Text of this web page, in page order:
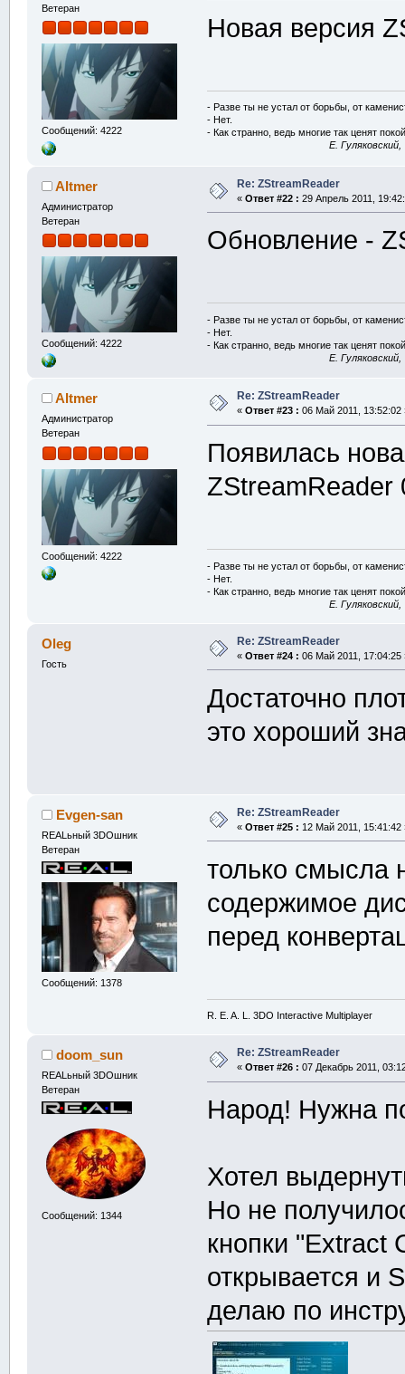
Ветеран
Сообщений: 4222
Новая версия
- Разве ты не устал от борьбы, от
- Нет.
- Как странно, ведь многие так ценят
E.
Altmer
Администратор
Ветеран
Сообщений: 4222
Re: ZStreamReader
« Ответ #22 : 29 Апрель 2011,
Обновление -
- Разве ты не устал от борьбы, от
- Нет.
- Как странно, ведь многие так ценят
E.
Altmer
Администратор
Ветеран
Сообщений: 4222
Re: ZStreamReader
« Ответ #23 : 06 Май 2011, 13:52:02
Появилась
ZStreamReader
- Разве ты не устал от борьбы, от
- Нет.
- Как странно, ведь многие так ценят
E.
Oleg
Гость
Re: ZStreamReader
« Ответ #24 : 06 Май 2011, 17:04:25
Достаточно
это хороший
Evgen-san
REALьный 3DOшник
Ветеран
Сообщений: 1378
Re: ZStreamReader
« Ответ #25 : 12 Май 2011, 15:41:42
только смысла
содержимое
перед
R. E. A. L. 3DO Interactive Multiplayer
doom_sun
REALьный 3DOшник
Ветеран
Сообщений: 1344
Re: ZStreamReader
« Ответ #26 : 07 Декабрь 2011,
Народ! Нужна
Хотел
Но не
кнопки "Extract
открывается и
делаю по